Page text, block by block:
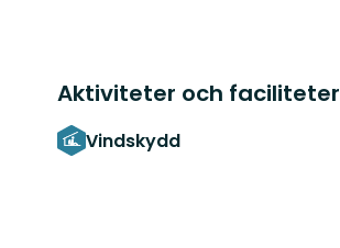
Aktiviteter och faciliteter
Vindskydd